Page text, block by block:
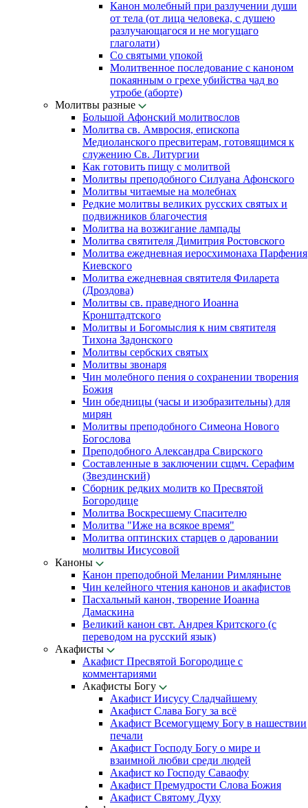
Канон молебный при разлучении души
от тела (от лица человека, с душею
разлучающагося и не могущаго
глаголати)
Со святыми упокой
Молитвенное последование с каноном
покаянным о грехе убийства чад во
утробе (аборте)
Молитвы разные
Большой Афонский молитвослов
Молитва св. Амвросия, епископа
Медиоланского пресвитерам, готовящимся к
служению Св. Литургии
Как готовить пищу с молитвой
Молитвы преподобного Силуана Афонского
Молитвы читаемые на молебнах
Редкие молитвы великих русских святых и
подвижников благочестия
Молитва на возжигание лампады
Молитва святителя Димитрия Ростовского
Молитва ежедневная иеросхимонаха Парфения
Киевского
Молитва ежедневная святителя Филарета
(Дроздова)
Молитвы св. праведного Иоанна
Кронштадтского
Молитвы и Богомыслия к ним святителя
Тихона Задонского
Молитвы сербских святых
Молитвы звонаря
Чин молебного пения о сохранении творения
Божия
Чин обедницы (часы и изобразительны) для
мирян
Молитвы преподобного Симеона Нового
Богослова
Преподобного Александра Свирского
Составленные в заключении сщмч. Серафим
(Звездинский)
Сборник редких молитв ко Пресвятой
Богородице
Молитва Воскресшему Спасителю
Молитва "Иже на всякое время"
Молитва оптинских старцев о даровании
молитвы Иисусовой
Каноны
Канон преподобной Мелании Римляныне
Чин келейного чтения канонов и акафистов
Пасхальный канон, творение Иоанна
Дамаскина
Великий канон свт. Андрея Критского (с
переводом на русский язык)
Акафисты
Акафист Пресвятой Богородице с
комментариями
Акафисты Богу
Акафист Иисусу Сладчайшему
Акафист Слава Богу за всё
Акафист Всемогущему Богу в нашествии
печали
Акафист Господу Богу о мире и
взаимной любви среди людей
Акафист ко Господу Саваофу
Акафист Премудрости Слова Божия
Акафист Святому Духу